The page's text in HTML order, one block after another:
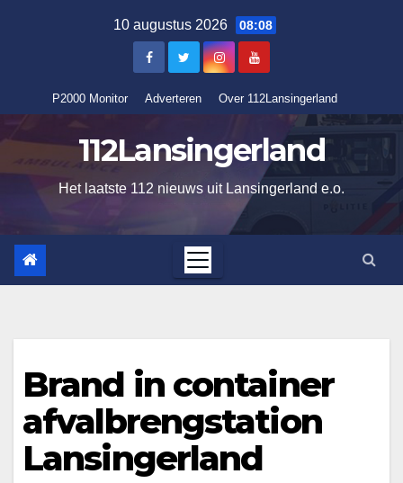
10 augustus 2026 08:08
P2000 Monitor Adverteren Over 112Lansingerland
112Lansingerland
Het laatste 112 nieuws uit Lansingerland e.o.
Brand in container
afvalbrengstation
Lansingerland